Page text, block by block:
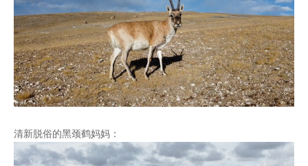
清新脱俗的黑颈鹤妈妈：